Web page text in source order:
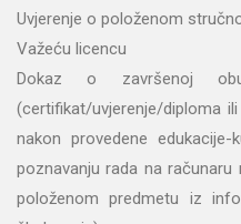
Uvjerenje o položenom
Važeću licencu
Dokaz o završenoj
(certifikat/uvjerenje/diploma
nakon provedene
poznavanju rada na
položenom predmetu iz